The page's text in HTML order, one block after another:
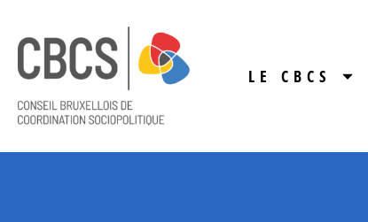
LE CBCS